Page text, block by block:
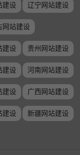
建设 辽宁网站建设
网站建设
建设 贵州网站建设
建设 河南网站建设
建设 广西网站建设
建设 新疆网站建设